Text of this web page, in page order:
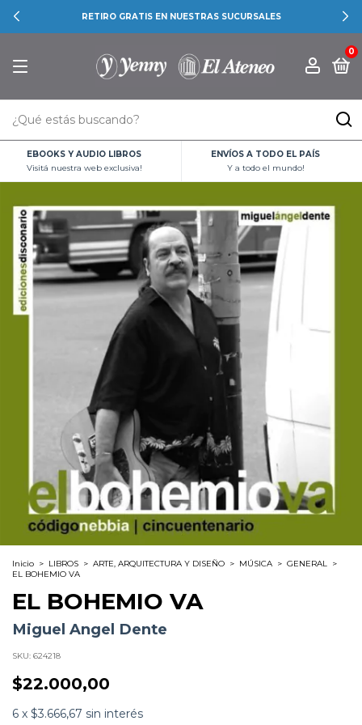
RETIRO GRATIS EN NUESTRAS SUCURSALES
0
EBOOKS Y AUDIO LIBROS
Visitá nuestra web exclusiva!
ENVÍOS A TODO EL PAÍS
Y a todo el mundo!
Inicio > LIBROS > ARTE, ARQUITECTURA Y DISEÑO > MÚSICA > GENERAL >
EL BOHEMIO VA
EL BOHEMIO VA
Miguel Angel Dente
SKU: 624218
$22.000,00
6 x $3.666,67 sin interés